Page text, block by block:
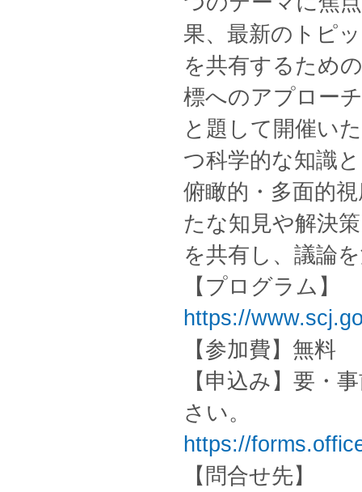
果、最新のトピ
を共有するため
標へのアプロー
と題して開催い
つ科学的な知識と
俯瞰的・多面的
たな知見や解決策
を共有し、議論
【プログラム】
https://
【参加費】無料
【申込み】要・
さい
https://
【問合せ先】